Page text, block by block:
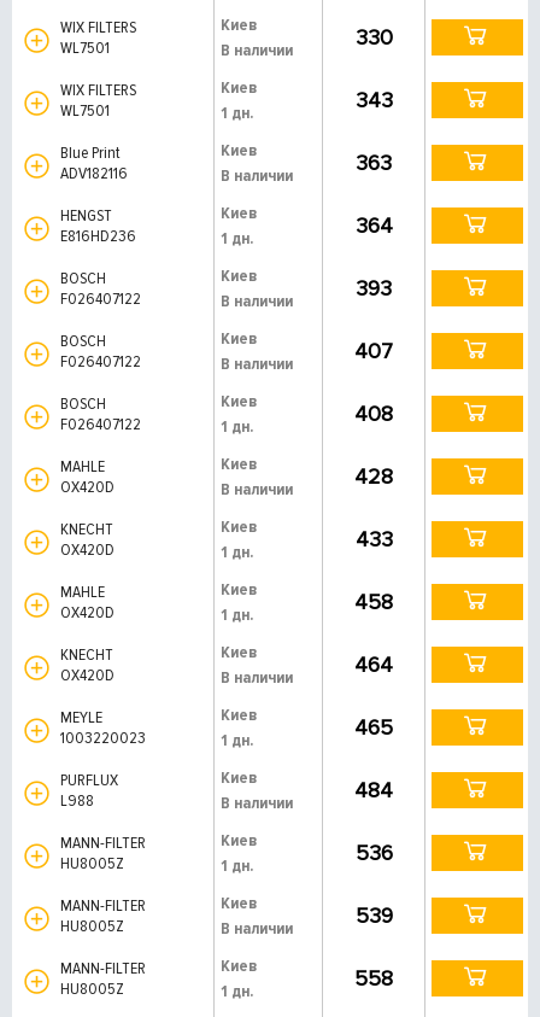
WIX FILTERS
WL7501
Киев
В наличии
330
WIX FILTERS
WL7501
Киев
1 дн.
343
Blue Print
ADV182116
Киев
В наличии
363
HENGST
E816HD236
Киев
1 дн.
364
BOSCH
F026407122
Киев
В наличии
393
BOSCH
F026407122
Киев
В наличии
407
BOSCH
F026407122
Киев
1 дн.
408
MAHLE
OX420D
Киев
В наличии
428
KNECHT
OX420D
Киев
1 дн.
433
MAHLE
OX420D
Киев
1 дн.
458
KNECHT
OX420D
Киев
В наличии
464
MEYLE
1003220023
Киев
1 дн.
465
PURFLUX
L988
Киев
В наличии
484
MANN-FILTER
HU8005Z
Киев
1 дн.
536
MANN-FILTER
HU8005Z
Киев
В наличии
539
MANN-FILTER
HU8005Z
Киев
1 дн.
558